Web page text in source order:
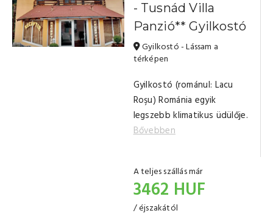
- Tusnád Villa
Panzió** Gyilkostó
Gyilkostó - Lássam a
térképen
Gyilkostó (románul: Lacu
Roşu) Románia egyik
legszebb klimatikus üdülője.
Bővebben
A teljes szállás már
3462 HUF
/ éjszakától